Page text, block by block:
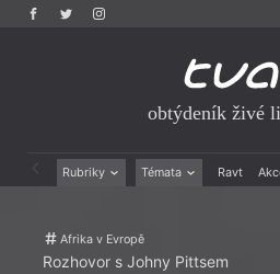
obtýdeník živé
Rubriky Témata Ravt
Afrika v Evropě
Rozhovor s Johny Pittsem